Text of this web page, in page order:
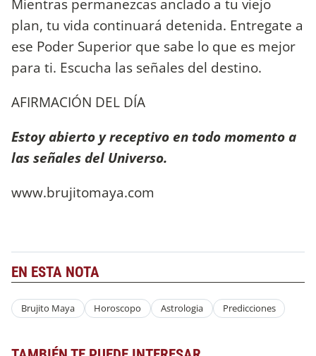
plan, tu vida continuará detenida. Entregate a
ese Poder Superior que sabe lo que es mejor
para ti. Escucha las señales del destino.
AFIRMACIÓN DEL DÍA
Estoy abierto y receptivo en todo momento a
las señales del Universo.
www.brujitomaya.com
EN ESTA NOTA
Brujito Maya Horoscopo Astrologia Predicciones